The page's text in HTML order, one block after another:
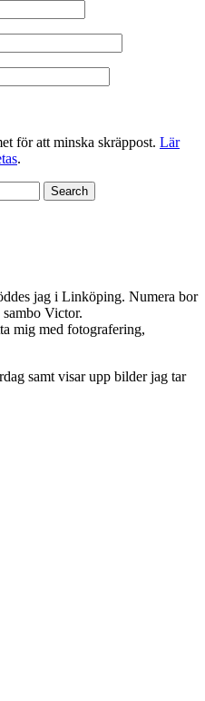
för att minska skräppost. Lär
.
Search
jag i Linköping. Numera bor
Victor.
mig med fotografering,
samt visar upp bilder jag tar